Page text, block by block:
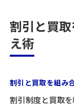
割引と買
え術
割引と買取を組み
割引制度と買取